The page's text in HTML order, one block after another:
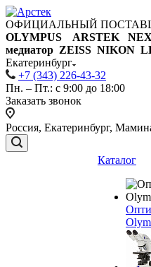
ОФИЦИАЛЬНЫЙ
OLYMPUS ARSTEK
медиатор ZEISS NIKON
Екатеринбург
+7 (343) 226-43-32
Пн. – Пт.: с 9:00 до 18:00
Заказать звонок
Россия, Екатеринбург,
Каталог